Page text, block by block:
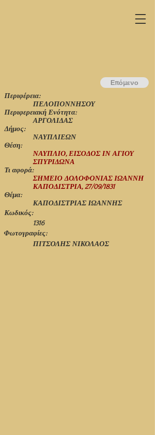
Περιφέρεια:
ΑΡΓΟΛΙΔΑΣ
ΠΕΛΟΠΟΝΝΗΣΟΥ
Περιφερειακή Ενότητα:
ΝΑΥΠΛΙΕΩΝ
Δήμος:
Θέση:
ΝΑΥΠΛΙΟ, ΕΙΣΟΔΟΣ ΙΝ ΑΓΙΟΥ
ΣΠΥΡΙΔΩΝΑ
Τι αφορά:
ΣΗΜΕΙΟ ΔΟΛΟΦΟΝΙΑΣ ΙΩΑΝΝΗ
ΚΑΠΟΔΙΣΤΡΙΑ, 27/09/1831
Θέμα:
ΚΑΠΟΔΙΣΤΡΙΑΣ ΙΩΑΝΝΗΣ
Φωτογραφίες:
ΠΙΤΣΟΛΗΣ ΝΙΚΟΛΑΟΣ
Κωδικός:
1316
Επόμενο